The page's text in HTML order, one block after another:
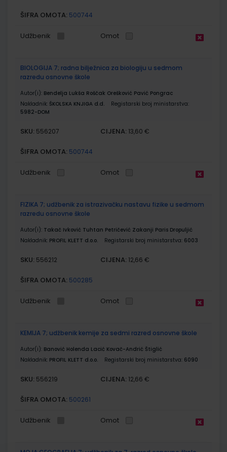
ŠIFRA OMOTA: 500744
Udžbenik Omot
BIOLOGIJA 7; radna bilježnica za biologiju u sedmom
razredu osnovne škole
Autor(i): Bendelja Lukša Roščak Orešković Pavić Pongrac
Nakladnik: ŠKOLSKA KNJIGA d.d.
Registarski broj ministarstva:
5982-DOM
SKU: 556207 CIJENA: 13,60 €
ŠIFRA OMOTA: 500744
Udžbenik Omot
FIZIKA 7; udžbenik za istrazivačku nastavu fizike u sedmom
razredu osnovne škole
Autor(i): Takač Ivković Tuhtan Petričević Zakanji Paris Dropuljić
Nakladnik: PROFIL KLETT d.o.o. Registarski broj ministarstva: 6003
SKU: 556212 CIJENA: 12,66 €
ŠIFRA OMOTA: 500285
Udžbenik Omot
KEMIJA 7; udžbenik kemije za sedmi razred osnovne škole
Autor(i): Banović Holenda Lacić Kovač-Andrić Štiglić
Nakladnik: PROFIL KLETT d.o.o. Registarski broj ministarstva: 6090
SKU: 556219 CIJENA: 12,66 €
ŠIFRA OMOTA: 500261
Udžbenik Omot